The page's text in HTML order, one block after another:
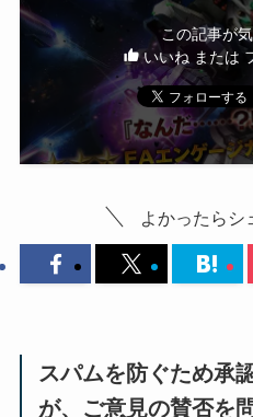
この記事が
いいね または
よかったらシ
スパムを防ぐため承
が、ご意見の賛否を